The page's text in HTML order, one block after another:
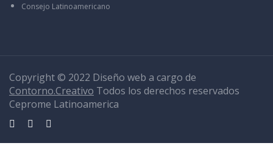
Consejo Latinoamericano
Copyright © 2022 Diseño web a cargo de
Contorno.Creativo Todos los derechos reservados
Ceprome Latinoamerica